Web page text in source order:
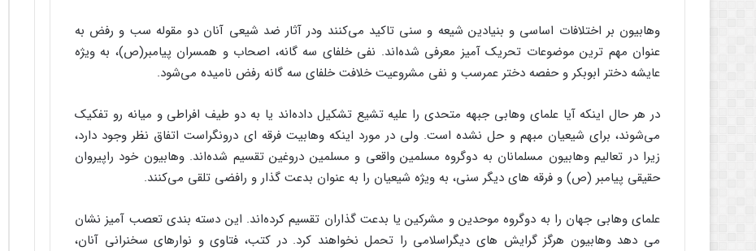
وهابیون بر اختلافات اساسی و بنیادین شیعه و سنی تاکید می‌کنند ودر آثار ضد شیعی آنان دو مقوله سب و رفض به
عنوان مهم ترین موضوعات تحریک آمیز معرفی شده‌اند. نفی خلفای سه گانه، اصحاب و همسران پیامبر(ص)، به ویژه
عایشه دختر ابوبکر و حفصه دختر عمرسب و نفی مشروعیت خلافت خلفای سه گانه رفض نامیده می‌شود.
در هر حال اینکه آیا علمای وهابی جبهه متحدی را علیه تشیع تشکیل داده‌اند یا به دو طیف افراطی و میانه رو تفکیک
می‌شوند، برای شیعیان مبهم و حل نشده است. ولی در مورد اینکه وهابیت فرقه ای درونگراست اتفاق نظر وجود دارد،
زیرا در تعالیم وهابیون مسلمانان به دوگروه مسلمین واقعی و مسلمین دروغین تقسیم شده‌اند. وهابیون خود راپیروان
حقیقی پیامبر (ص) و فرقه های دیگر سنی، به ویژه شیعیان را به عنوان بدعت گذار و رافضی تلقی می‌کنند.
علمای وهابی جهان را به دوگروه موحدین و مشرکین یا بدعت گذاران تقسیم کرده‌اند. این دسته بندی تعصب آمیز نشان
می دهد وهابیون هرگز گرایش های دیگراسلامی را تحمل نخواهند کرد. در کتب، فتاوی و نوارهای سخنرانی آنان،